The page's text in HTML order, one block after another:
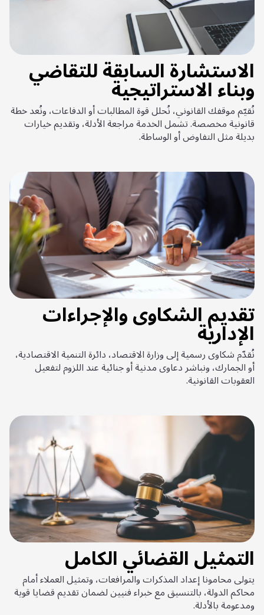
الاستشارة السابقة للتقاضي
وبناء الاستراتيجية
نُقيّم موقفك القانوني، نُحلل قوة المطالبات أو الدفاعات، ونُعد خطة
قانونية مخصصة. تشمل الخدمة مراجعة الأدلة، وتقديم خيارات
بديلة مثل التفاوض أو الوساطة.
تقديم الشكاوى والإجراءات
الإدارية
نُقدّم شكاوى رسمية إلى وزارة الاقتصاد، دائرة التنمية الاقتصادية،
أو الجمارك، ونباشر دعاوى مدنية أو جنائية عند اللزوم لتفعيل
العقوبات القانونية.
التمثيل القضائي الكامل
يتولى محامونا إعداد المذكرات والمرافعات، وتمثيل العملاء أمام
محاكم الدولة، بالتنسيق مع خبراء فنيين لضمان تقديم قضايا قوية
ومدعومة بالأدلة.